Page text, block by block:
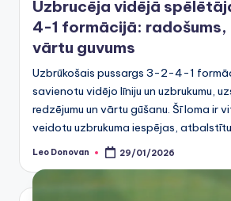
Uzbrucēja vidējā
4-1 formācijā: radošums,
vārtu guvums
Uzbrūkošais pussargs 3-2-4-1
savienotu vidējo līniju un uzbrukumu,
redzējumu un vārtu gūšanu. Šī loma ir
veidotu uzbrukuma iespējas,
Posted
Leo Donovan 29/01/2026